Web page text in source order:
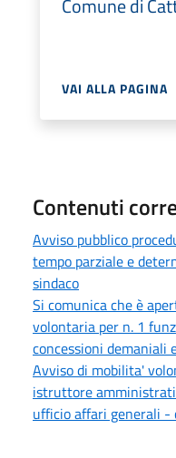
VAI ALLA PAGINA
Contenuti
Avviso pubblico
tempo parziale e
sindaco
Si comunica che è
volontaria per n. 1
concessioni demaniali
Avviso di mobilita'
istruttore
ufficio affari generali -